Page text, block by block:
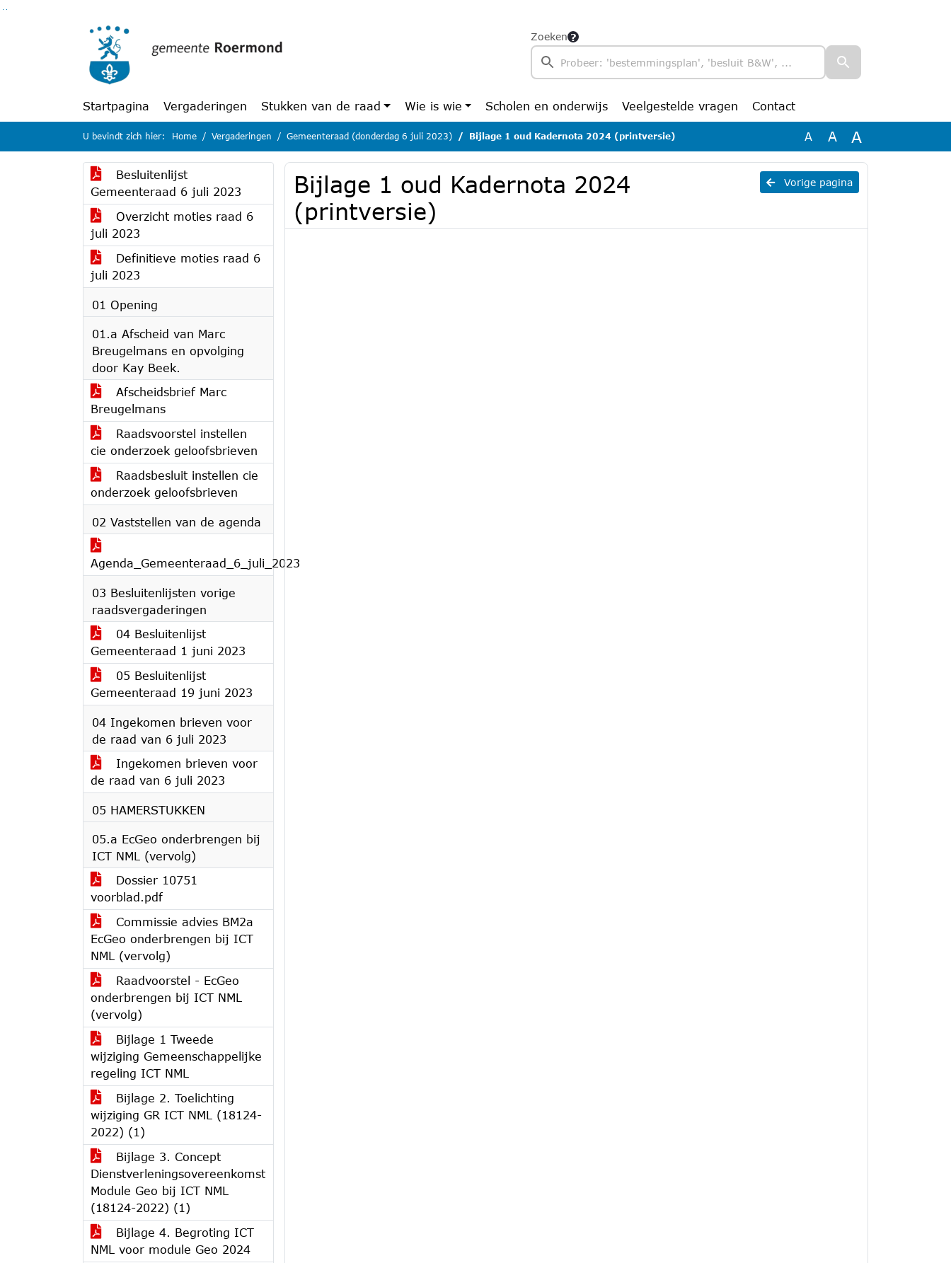
Zoeken
Startpagina Vergaderingen Stukken van de raad Wie is wie Scholen en onderwijs Veelgestelde vragen Contact
U bevindt zich hier: Home Vergaderingen Gemeenteraad (donderdag 6 juli 2023) Bijlage 1 oud Kadernota 2024 (printversie) A A A
Besluitenlijst
Gemeenteraad 6 juli 2023
Overzicht moties raad 6
juli 2023
Definitieve moties raad 6
juli 2023
01 Opening
01.a Afscheid van Marc
Breugelmans en opvolging
door Kay Beek.
Afscheidsbrief Marc
Breugelmans
Raadsvoorstel instellen
cie onderzoek geloofsbrieven
Raadsbesluit instellen cie
onderzoek geloofsbrieven
02 Vaststellen van de agenda
Agenda_Gemeenteraad_6_juli_2023
03 Besluitenlijsten vorige
raadsvergaderingen
04 Besluitenlijst
Gemeenteraad 1 juni 2023
05 Besluitenlijst
Gemeenteraad 19 juni 2023
04 Ingekomen brieven voor
de raad van 6 juli 2023
Ingekomen brieven voor
de raad van 6 juli 2023
05 HAMERSTUKKEN
05.a EcGeo onderbrengen bij
ICT NML (vervolg)
Dossier 10751
voorblad.pdf
Commissie advies BM2a
EcGeo onderbrengen bij ICT
NML (vervolg)
Raadvoorstel - EcGeo
onderbrengen bij ICT NML
(vervolg)
Bijlage 1 Tweede
wijziging Gemeenschappelijke
regeling ICT NML
Bijlage 2. Toelichting
wijziging GR ICT NML (18124-
2022) (1)
Bijlage 3. Concept
Dienstverleningsovereenkomst
Module Geo bij ICT NML
(18124-2022) (1)
Bijlage 4. Begroting ICT
NML voor module Geo 2024
Vorige pagina
Bijlage 1 oud Kadernota 2024
(printversie)